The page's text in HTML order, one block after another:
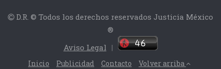
D.R. © Todos los derechos reservados Justicia México
®
Aviso Legal |
Inicio Publicidad Contacto Volver arriba